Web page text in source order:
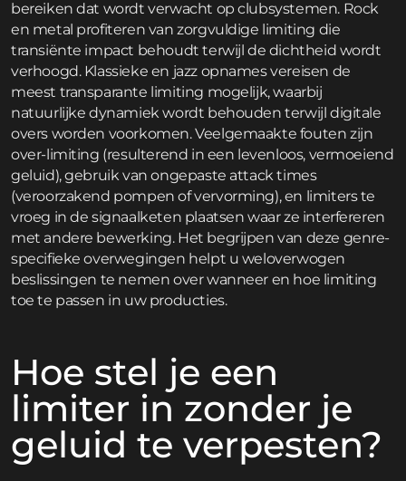
bereiken dat wordt verwacht op clubsystemen. Rock
en metal profiteren van zorgvuldige limiting die
transiënte impact behoudt terwijl de dichtheid wordt
verhoogd. Klassieke en jazz opnames vereisen de
meest transparante limiting mogelijk, waarbij
natuurlijke dynamiek wordt behouden terwijl digitale
overs worden voorkomen. Veelgemaakte fouten zijn
over-limiting (resulterend in een levenloos, vermoeiend
geluid), gebruik van ongepaste attack times
(veroorzakend pompen of vervorming), en limiters te
vroeg in de signaalketen plaatsen waar ze interfereren
met andere bewerking. Het begrijpen van deze genre-
specifieke overwegingen helpt u weloverwogen
beslissingen te nemen over wanneer en hoe limiting
toe te passen in uw producties.
Hoe stel je een
limiter in zonder je
geluid te verpesten?